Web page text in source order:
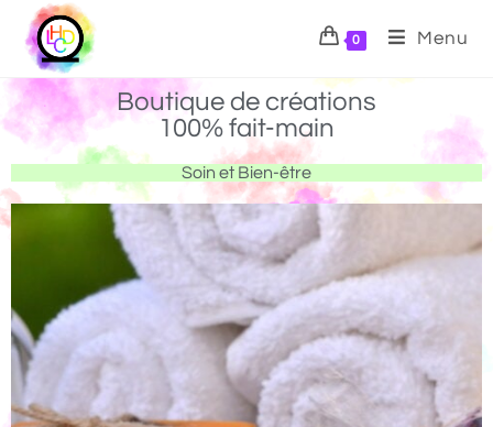
0 Menu
Boutique de créations
100% fait-main
Soin et Bien-être